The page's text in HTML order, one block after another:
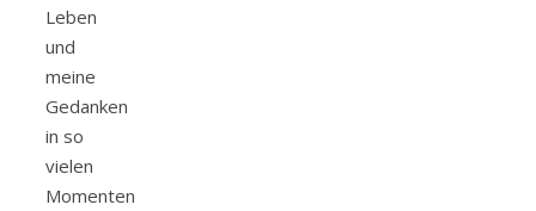
Leben
und
meine
Gedanken
in so
vielen
Momenten